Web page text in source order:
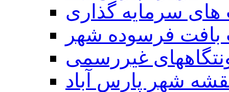
سرمایه گذاری
بافت فرسوده شهر
غیررسمی
شهر پارس آباد